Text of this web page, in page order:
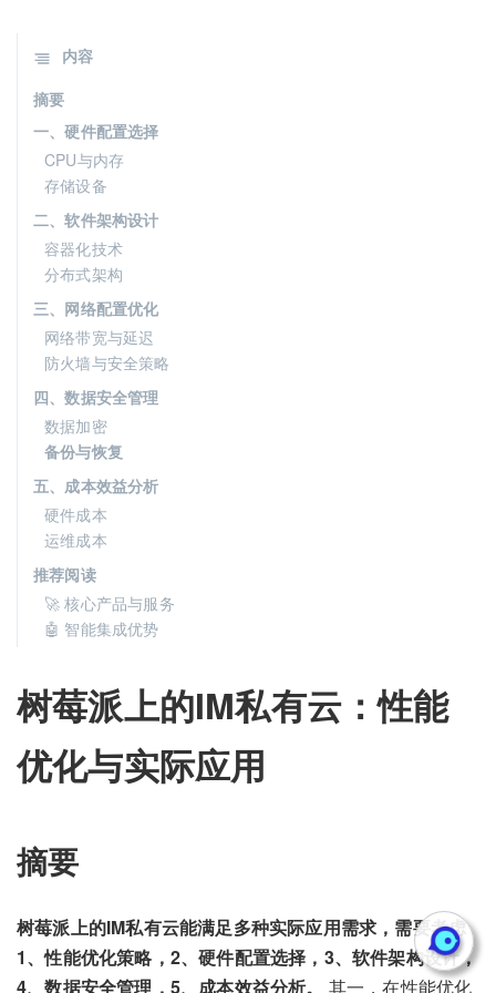
树莓派上的IM私有云：性能
优化与实际应用
摘要
树莓派上的IM私有云能满足多种实际应用需求，需要考虑
1、性能优化策略，2、硬件配置选择，3、软件架构设计，
4、数据安全管理，5、成本效益分析。
其一，在性能优化
内容
摘要
一、硬件配置选择
CPU与内存
存储设备
二、软件架构设计
容器化技术
分布式架构
三、网络配置优化
网络带宽与延迟
防火墙与安全策略
四、数据安全管理
数据加密
备份与恢复
五、成本效益分析
硬件成本
运维成本
推荐阅读
🚀 核心产品与服务
🤖 智能集成优势